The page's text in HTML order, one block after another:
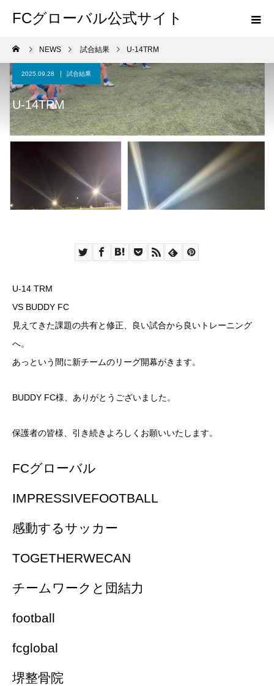
FCグローバル公式サイト
NEWS 試合結果 U-14TRM
2025.09.28 試合結果
U-14TRM
U-14 TRM
VS BUDDY FC
見えてきた課題の共有と修正、良い試合から良いトレーニング
へ。
あっという間に新チームのリーグ開幕がきます。
BUDDY FC様、ありがとうございました。
保護者の皆様、引き続きよろしくお願いいたします。
FCグローバル
IMPRESSIVEFOOTBALL
感動するサッカー
TOGETHERWECAN
チームワークと団結力
football
fcglobal
堺整骨院